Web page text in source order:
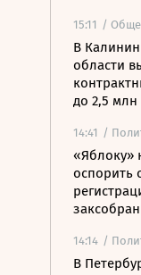
15:11 /
В
области
до 2,5 млн
14:41 /
«Яблоку»
оспорить
14:14 /
В